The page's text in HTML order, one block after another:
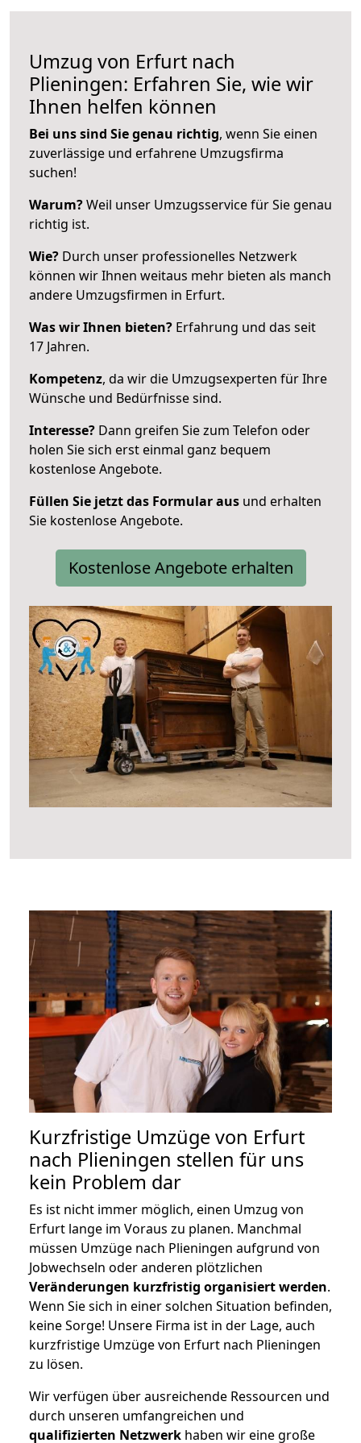
Umzug von Erfurt nach
Plieningen: Erfahren Sie, wie wir
Ihnen helfen können
Bei uns sind Sie genau richtig, wenn Sie einen
zuverlässige und erfahrene Umzugsfirma
suchen!
Warum?Weil unser Umzugsservice für Sie genau
richtig ist.
Wie? Durch unser professionelles Netzwerk
können wir Ihnen weitaus mehr bieten als manch
andere Umzugsfirmen in Erfurt.
Was wir Ihnen bieten? Erfahrung und das seit
17 Jahren.
Kompetenz, da wir die Umzugsexperten für Ihre
Wünsche und Bedürfnisse sind.
Interesse? Dann greifen Sie zum Telefon oder
holen Sie sich erst einmal ganz bequem
kostenlose Angebote.
Füllen Sie jetzt das Formular aus und erhalten
Sie kostenlose Angebote.
Kostenlose Angebote erhalten
Kurzfristige Umzüge von Erfurt
nach Plieningen stellen für uns
kein Problem dar
Es ist nicht immer möglich, einen Umzug von
Erfurt lange im Voraus zu planen. Manchmal
müssen Umzüge nach Plieningen aufgrund von
Jobwechseln oder anderen plötzlichen
Veränderungen kurzfristig organisiert werden.
Wenn Sie sich in einer solchen Situation befinden,
keine Sorge! Unsere Firma ist in der Lage, auch
kurzfristige Umzüge von Erfurt nach Plieningen
zu lösen.
Wir verfügen über ausreichende Ressourcen und
durch unseren umfangreichen und
qualifizierten Netzwerk haben wir eine große